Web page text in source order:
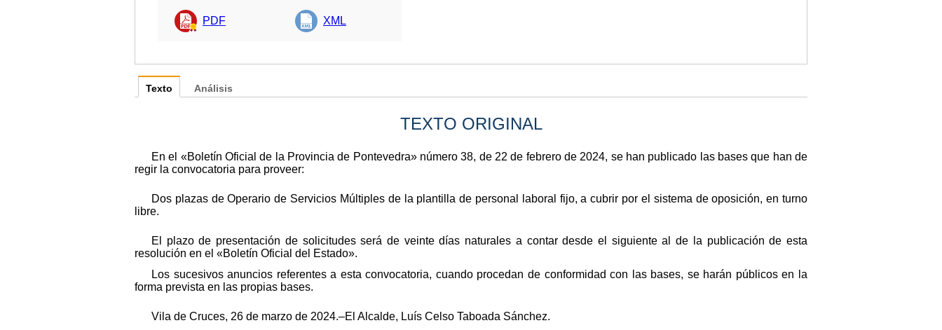
PDF XML
Texto
TEXTO ORIGINAL
En el «Boletín Oficial de la Provincia de Pontevedra» número 38, de 22 de febrero de 2024, se han publicado las bases que han de
regir la convocatoria para proveer:
Dos plazas de Operario de Servicios Múltiples de la plantilla de personal laboral fijo, a cubrir por el sistema de oposición, en turno
libre.
El plazo de presentación de solicitudes será de veinte días naturales a contar desde el siguiente al de la publicación de esta
resolución en el «Boletín Oficial del Estado».
Los sucesivos anuncios referentes a esta convocatoria, cuando procedan de conformidad con las bases, se harán públicos en la
forma prevista en las propias bases.
Vila de Cruces, 26 de marzo de 2024.–El Alcalde, Luís Celso Taboada Sánchez.
Análisis